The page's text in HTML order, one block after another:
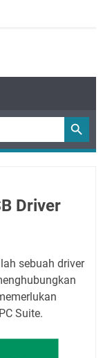
Driver
sebuah driver
Suite.